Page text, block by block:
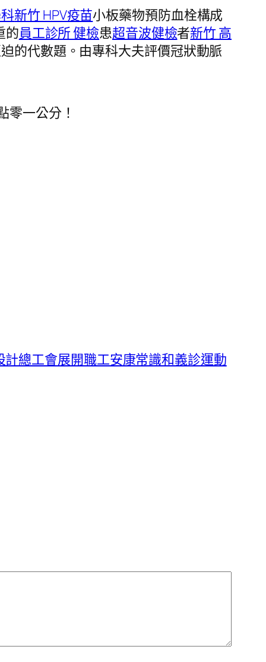
新竹 HPV疫苗小板藥物預防血栓構成
的員工診所 健檢患超音波健檢者新竹 高
的代數題。由專科大夫評價冠狀動脈
零一公分！
計總工會展開職工安康常識和義診運動